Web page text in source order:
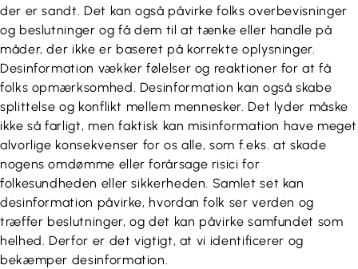
der er sandt. Det kan også påvirke folks overbevisninger
og beslutninger og få dem til at tænke eller handle på
måder, der ikke er baseret på korrekte oplysninger.
Desinformation vækker følelser og reaktioner for at få
folks opmærksomhed. Desinformation kan også skabe
splittelse og konflikt mellem mennesker. Det lyder måske
ikke så farligt, men faktisk kan misinformation have meget
alvorlige konsekvenser for os alle, som f.eks. at skade
nogens omdømme eller forårsage risici for
folkesundheden eller sikkerheden. Samlet set kan
desinformation påvirke, hvordan folk ser verden og
træffer beslutninger, og det kan påvirke samfundet som
helhed. Derfor er det vigtigt, at vi identificerer og
bekæmper desinformation.